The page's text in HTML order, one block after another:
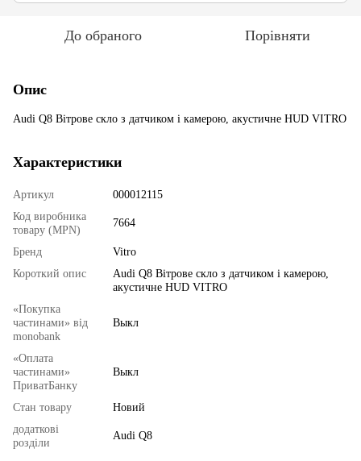
До обраного Порівняти
Опис
Audi Q8 Вітрове скло з датчиком і камерою, акустичне HUD VITRO
Характеристики
Артикул
000012115
Код виробника
товару (MPN)
7664
Бренд
Vitro
Короткий опис
Audi Q8 Вітрове скло з датчиком і камерою,
акустичне HUD VITRO
«Покупка
частинами» від
monobank
Выкл
«Оплата
частинами»
ПриватБанку
Выкл
Стан товару
Новий
додаткові
розділи
Audi Q8